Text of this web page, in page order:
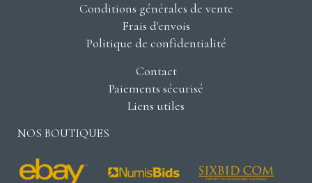
Conditions générales de vente
Frais d'envois
Politique de confidentialité
Contact
Paiements sécurisé
Liens utiles
NOS BOUTIQUES